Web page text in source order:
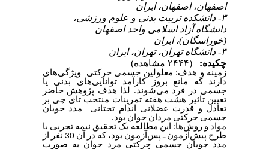
اصفهان، اصفهان، ایران
۳- دانشکده تربیت بدنی و علوم ورزشی،
دانشگاه آزاد اسلامی واحد اصفهان
(خوراسگان)، ایران
۴- دانشگاه تهران، تهران، ایران
چکیده:
(۲۴۴۴ مشاهده)
زمینه و هدف: معلولین جسمی حرکتی ویژگی‌های
دارند که مانع بروز کارآمد توانایی‌های بدنی یا
جسمی در فرد می‌شوند. لذا هدف پژوهش حاضر
تعیین تاثیر هشت هفته تمرینات منتخب تای چی بر
تعادل و قدرت عضلانی اندام تحتانی مدد جویان
جسمی حرکتی مردان جوان بود.
مواد و روش‌ها: این مطالعه یک تحقیق نیمه تجربی با
طرح پیش‌آزمون ـ پس‌آزمون بود، که در آن 30 نفر از
مدد جویان جسمی حرکتی مرد جوان به‌ صورت